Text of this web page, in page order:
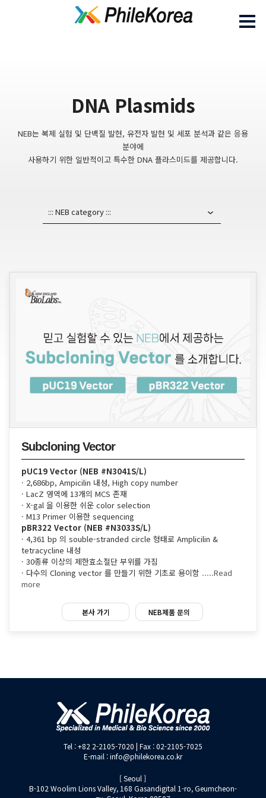
DNA Plasmids
NEB는 복제 실험 및 단백질 발현, 유전자 발현 및 세포 분석과 같은 응용
분야에
사용하기 위한 일반적이고 특수한 DNA 플라스미드를 제공합니다.
Subcloning Vector
pUC19 Vector (NEB #N3041S/L)
· 2,686bp, Ampicilin 내성, High copy number
· LacZ 영역에 13개의 MCS 존재
· X-gal 을 이용한 쉬운 color selection
· M13 Primer 이용한 sequencing
pBR322 Vector (NEB #N3033S/L)
· 4,361 bp 의 souble-stranded circle 형태로 Amplicilin &
tetracycline 내성
· 30종류 이상의 제한효소절단 부위를 가짐
· 다수의 Cloning vector 를 만들기 위한 기초로 용이함 .....Read
more
본사 가기 NEB제품 문의
Tel : +82 2-2105-7020 | Fax : 02-2105-7025
E-mail : info@philekorea.co.kr
[ Seoul ]
B-102 Woolim Lions Valley, 168 Gasandigital 1-ro, Geumcheon-